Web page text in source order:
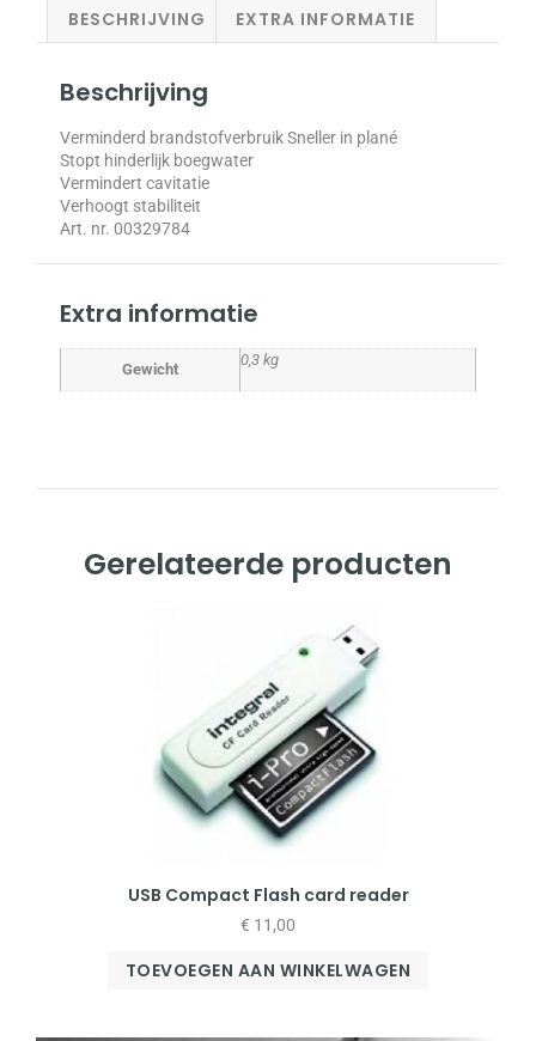
BESCHRIJVING EXTRA INFORMATIE
Beschrijving
Verminderd brandstofverbruik Sneller in plané
Stopt hinderlijk boegwater
Vermindert cavitatie
Verhoogt stabiliteit
Art. nr. 00329784
Extra informatie
Gewicht
0,3 kg
Gerelateerde producten
USB Compact Flash card reader
€ 11,00
TOEVOEGEN AAN WINKELWAGEN